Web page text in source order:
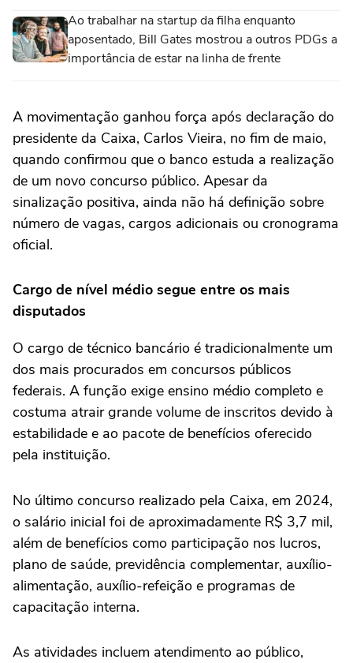
Ao trabalhar na startup da filha enquanto
aposentado, Bill Gates mostrou a outros PDGs a
importância de estar na linha de frente
A movimentação ganhou força após declaração do
presidente da Caixa, Carlos Vieira, no fim de maio,
quando confirmou que o banco estuda a realização
de um novo concurso público. Apesar da
sinalização positiva, ainda não há definição sobre
número de vagas, cargos adicionais ou cronograma
oficial.
Cargo de nível médio segue entre os mais
disputados
O cargo de técnico bancário é tradicionalmente um
dos mais procurados em concursos públicos
federais. A função exige ensino médio completo e
costuma atrair grande volume de inscritos devido à
estabilidade e ao pacote de benefícios oferecido
pela instituição.
No último concurso realizado pela Caixa, em 2024,
o salário inicial foi de aproximadamente R$ 3,7 mil,
além de benefícios como participação nos lucros,
plano de saúde, previdência complementar, auxílio-
alimentação, auxílio-refeição e programas de
capacitação interna.
As atividades incluem atendimento ao público,